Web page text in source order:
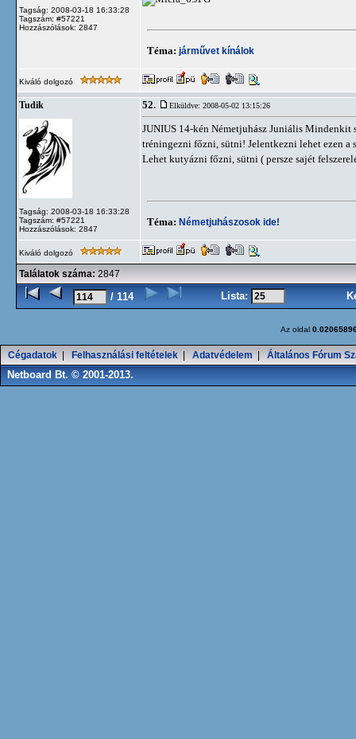
Tagság: 2008-03-18 16:33:28
Tagszám: #57221
Hozzászólások: 2847
Téma: járművet kínálok
Kiváló dolgozó
Tudik
Tagság: 2008-03-18 16:33:28
Tagszám: #57221
Hozzászólások: 2847
52. Elküldve: 2008-05-02 13:15:26
JUNIUS 14-kén Németjuhász Juniális
tréningezni főzni, sütni! Jelentkezni lehet ezen
Lehet kutyázni főzni, sütni ( persze sajét
Téma: Németjuhászosok ide!
Kiváló dolgozó
Találatok száma: 2847
/ 114 Lista:
Az oldal
Cégadatok Felhasználási feltételek Adatvédelem Általános Fórum
Netboard Bt. © 2001-2013.